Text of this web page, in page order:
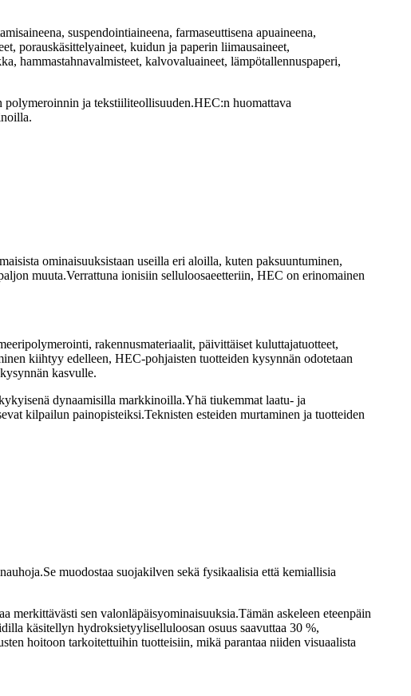
suspendointiaineena, farmaseuttisena apuaineena,
porauskäsittelyaineet, kuidun ja paperin liimausaineet,
hammastahnavalmisteet, kalvovaluaineet, lämpötallennuspaperi,
polymeroinnin ja tekstiiliteollisuuden.HEC:n huomattava
ominaisuuksistaan ​​useilla eri aloilla, kuten paksuuntuminen,
muuta.Verrattuna ionisiin selluloosaeetteriin, HEC on erinomainen
rakennusmateriaalit, päivittäiset kuluttajatuotteet,
kiihtyy edelleen, HEC-pohjaisten tuotteiden kysynnän odotetaan
kasvulle.
dynaamisilla markkinoilla.Yhä tiukemmat laatu- ja
kilpailun painopisteiksi.Teknisten esteiden murtaminen ja tuotteiden
muodostaa suojakilven sekä fysikaalisia että kemiallisia
sen valonläpäisyominaisuuksia.Tämän askeleen eteenpäin
käsitellyn hydroksietyyliselluloosan osuus saavuttaa 30 %,
hoitoon tarkoitettuihin tuotteisiin, mikä parantaa niiden visuaalista